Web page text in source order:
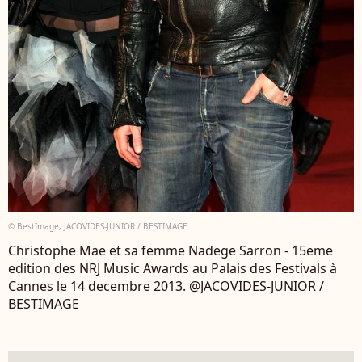
© BestImage, JACOVIDES-JUNIOR / BESTIMAGE
Christophe Mae et sa femme Nadege Sarron - 15eme
edition des NRJ Music Awards au Palais des Festivals à
Cannes le 14 decembre 2013. @JACOVIDES-JUNIOR /
BESTIMAGE